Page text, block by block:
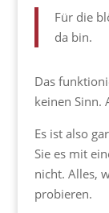
Für die
da bin.
Das
keinen Sinn.
Es ist also
Sie es mit
nicht. Alles,
probieren.